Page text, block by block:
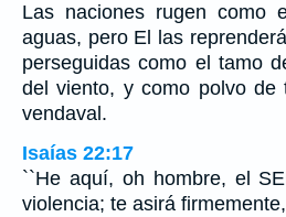
Las naciones rugen como
aguas, pero El las
perseguidas como el tamo
del viento, y como polvo de
vendaval.
Isaías 22:17
``He aquí, oh hombre, el
violencia; te asirá firmemente,